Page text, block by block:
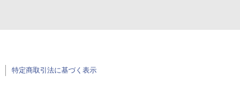
特定商取引法に基づく表示